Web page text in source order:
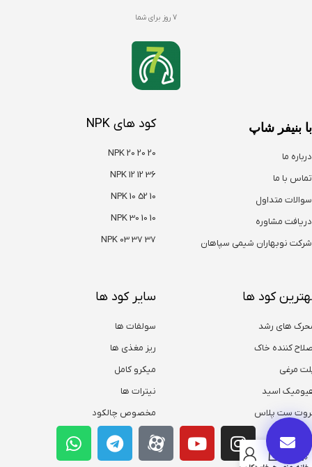
7 روز برای شما
با بنیفر شاپ
درباره ما
تماس با ما
سوالات متداول
دریافت مشاوره
شرکت نوبهاران شیمی سپاهان
کود های NPK
NPK 20 20 20
NPK 12 12 36
NPK 10 52 10
NPK 30 10 10
NPK 03 37 37
کود ها
های رشد
کننده خاک
مرغی
اسید
ست پلاس
سایر کود ها
سولفات ها
ریز مغذی ها
میکرو کامل
نیترات ها
مخصوص چالکود